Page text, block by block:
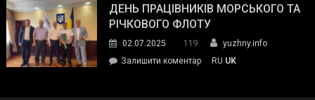
Південного
зустрілася
представниками
молодіжної
ДЕНЬ ПРАЦІВНИКІВ МОРСЬКОГО ТА
РІЧКОВОГО ФЛОТУ
02.07.2025 119
yuzhny.info
Залишити коментарon
RU UK